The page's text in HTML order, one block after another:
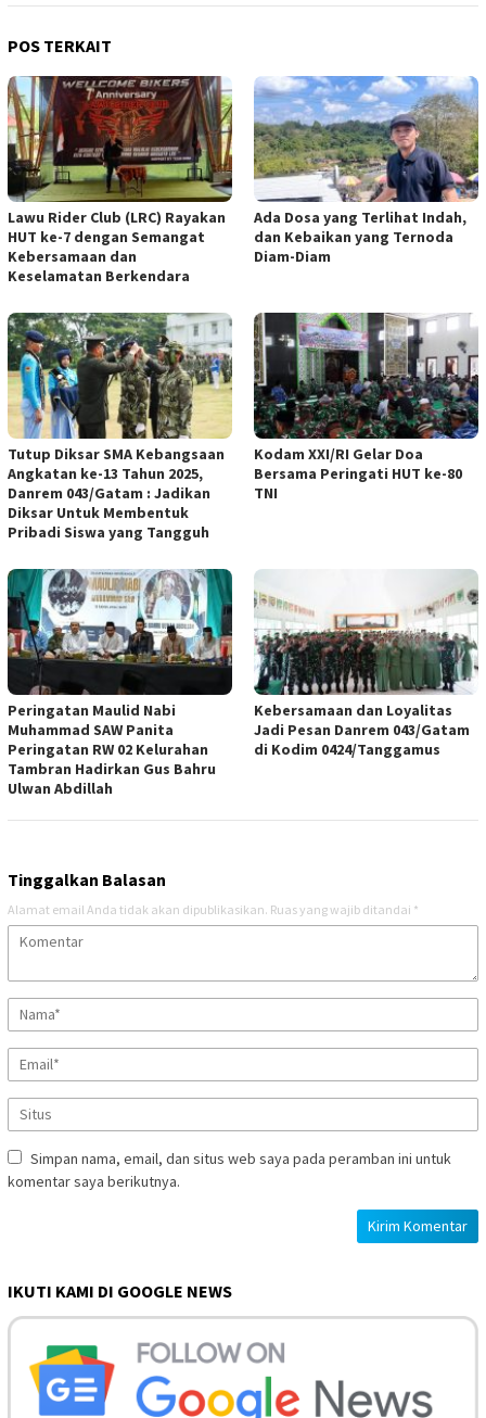
POS TERKAIT
Lawu Rider Club (LRC) Rayakan
HUT ke-7 dengan Semangat
Kebersamaan dan
Keselamatan Berkendara
Ada Dosa yang Terlihat Indah,
dan Kebaikan yang Ternoda
Diam-Diam
Tutup Diksar SMA Kebangsaan
Angkatan ke-13 Tahun 2025,
Danrem 043/Gatam : Jadikan
Diksar Untuk Membentuk
Pribadi Siswa yang Tangguh
Kodam XXI/RI Gelar Doa
Bersama Peringati HUT ke-80
TNI
Peringatan Maulid Nabi
Muhammad SAW Panita
Peringatan RW 02 Kelurahan
Tambran Hadirkan Gus Bahru
Ulwan Abdillah
Kebersamaan dan Loyalitas
Jadi Pesan Danrem 043/Gatam
di Kodim 0424/Tanggamus
Tinggalkan Balasan
Alamat email Anda tidak akan dipublikasikan. Ruas yang wajib ditandai *
Simpan nama, email, dan situs web saya pada peramban ini untuk
komentar saya berikutnya.
IKUTI KAMI DI GOOGLE NEWS